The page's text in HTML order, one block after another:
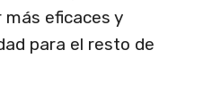
eficaces y
para el resto de